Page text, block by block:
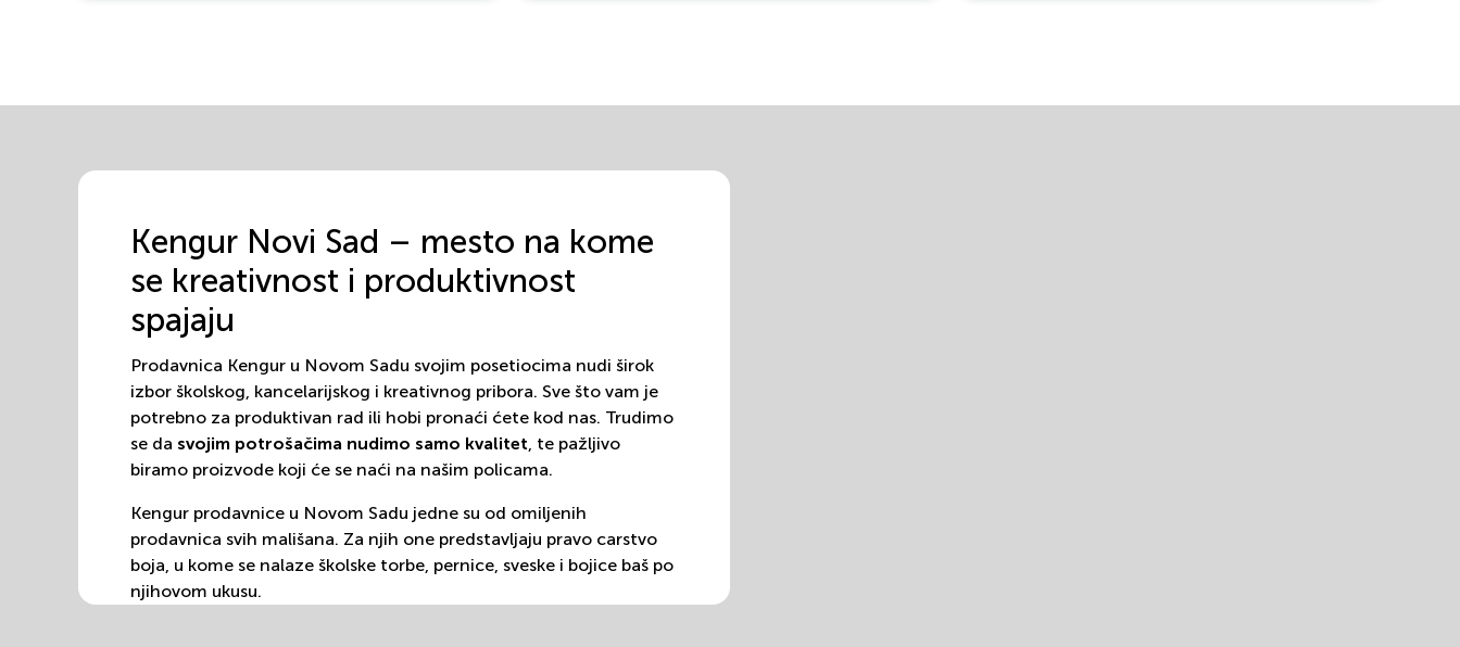
Kengur Novi Sad – mesto na kome
se kreativnost i produktivnost
spajaju
Prodavnica Kengur u Novom Sadu svojim posetiocima nudi širok
izbor školskog, kancelarijskog i kreativnog pribora. Sve što vam je
potrebno za produktivan rad ili hobi pronaći ćete kod nas. Trudimo
se da svojim potrošačima nudimo samo kvalitet, te pažljivo
biramo proizvode koji će se naći na našim policama.
Kengur prodavnice u Novom Sadu jedne su od omiljenih
prodavnica svih mališana. Za njih one predstavljaju pravo carstvo
boja, u kome se nalaze školske torbe, pernice, sveske i bojice baš po
njihovom ukusu.